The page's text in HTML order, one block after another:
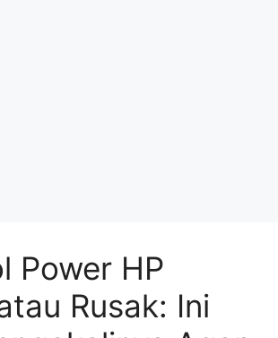
Power HP
Rusak: Ini